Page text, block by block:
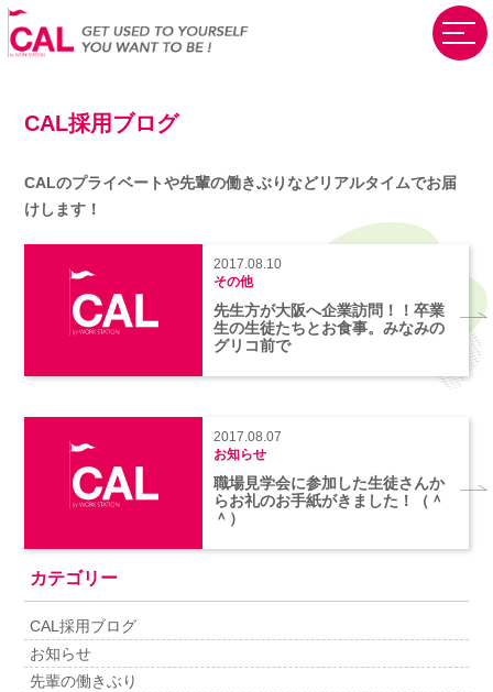
CAL採用ブログ
CALのプライベートや先輩の働きぶりなどリアルタイムでお届
けします！
2017.08.10
その他
先生方が大阪へ企業訪問！！卒業
生の生徒たちとお食事。みなみの
グリコ前で
2017.08.07
お知らせ
職場見学会に参加した生徒さんか
らお礼のお手紙がきました！（＾
＾）
カテゴリー
CAL採用ブログ
お知らせ
先輩の働きぶり